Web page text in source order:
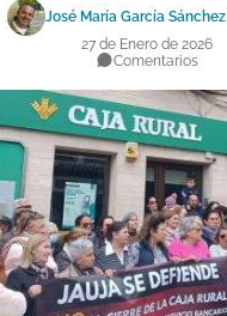
HOY
José María García Sánchez
27 de Enero de 2026
Comentarios